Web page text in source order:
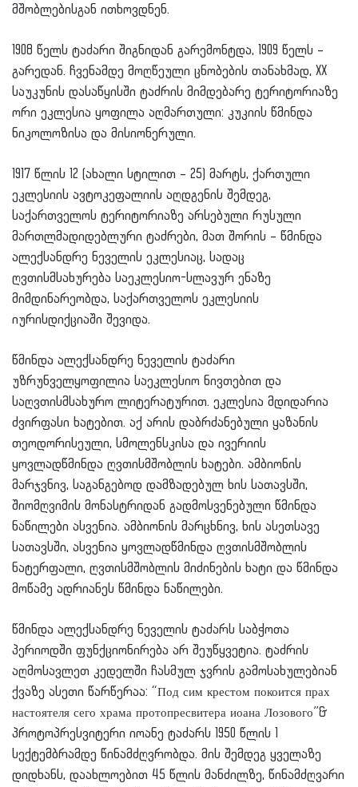
მშობლებისგან ითხოვდნენ.
1908 წელს ტაძარი შიგნიდან გარემონტდა, 1909 წელს –
გარედან. ჩვენამდე მოღწეული ცნობების თანახმად, XX
საუკუნის დასაწყისში ტაძრის მიმდებარე ტერიტორიაზე
ორი ეკლესია ყოფილა აღმართული: კუკიის წმინდა
ნიკოლოზისა და მისიონერული.
1917 წლის 12 (ახალი სტილით – 25) მარტს, ქართული
ეკლესიის ავტოკეფალიის აღდგენის შემდეგ,
საქართველოს ტერიტორიაზე არსებული რუსული
მართლმადიდებლური ტაძრები, მათ შორის – წმინდა
ალექსანდრე ნეველის ეკლესიაც, სადაც
ღვთისმსახურება საეკლესიო-სლავურ ენაზე
მიმდინარეობდა, საქართველოს ეკლესიის
იურისდიქციაში შევიდა.
წმინდა ალექსანდრე ნეველის ტაძარი
უზრუნველყოფილია საეკლესიო ნივთებით და
საღვთისმსახურო ლიტერატურით. ეკლესია მდიდარია
ძვირფასი ხატებით. აქ არის დაბრძანებული ყაზანის
თეოდორისეული, სმოლენსკისა და ივერიის
ყოვლადწმინდა ღვთისმშობლის ხატები. ამბიონის
მარჯვნივ, საგანგებოდ დამზადებულ ხის სათავსში,
შიომღვიმის მონასტრიდან გადმოსვენებული წმინდა
ნაწილები ასვენია. ამბიონის მარცხნივ, ხის ასეთსავე
სათავსში, ასვენია ყოვლადწმინდა ღვთისმშობლის
ნატერფალი, ღვთისმშობლის მიძინების ხატი და წმინდა
მოწამე ადრიანეს წმინდა ნაწილები.
წმინდა ალექსანდრე ნეველის ტაძარს საბჭოთა
პერიოდში ფუნქციონირება არ შეუწყვეტია. ტაძრის
აღმოსავლეთ კედელში ჩასმულ ჯვრის გამოსახულებიან
ქვაზე ასეთი წარწერაა: “Под сим крестом покоится прах
настоятеля сего храма протопресвитера иоана Лозового”&
პროტოპრესვიტერი იოანე ტაძარს 1950 წლის 1
სექტემბრამდე წინამძღვრობდა. მის შემდეგ ყველაზე
დიდხანს, დაახლოებით 45 წლის მანძილზე, წინამძღვარი